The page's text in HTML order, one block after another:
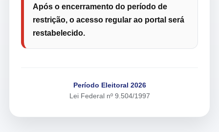
Após o encerramento do período de
restrição, o acesso regular ao portal será
restabelecido.
Período Eleitoral 2026
Lei Federal nº 9.504/1997